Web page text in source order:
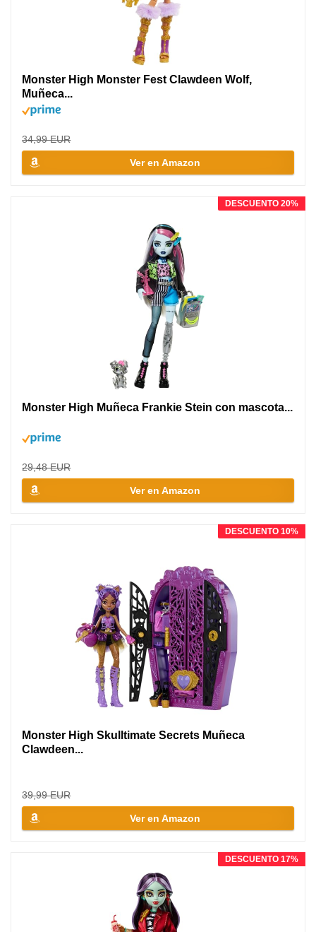
Monster High Monster Fest Clawdeen Wolf,
Muñeca...
34,99 EUR
Ver en Amazon
DESCUENTO 20%
Monster High Muñeca Frankie Stein con mascota...
29,48 EUR
Ver en Amazon
DESCUENTO 10%
Monster High Skulltimate Secrets Muñeca
Clawdeen...
39,99 EUR
Ver en Amazon
DESCUENTO 17%